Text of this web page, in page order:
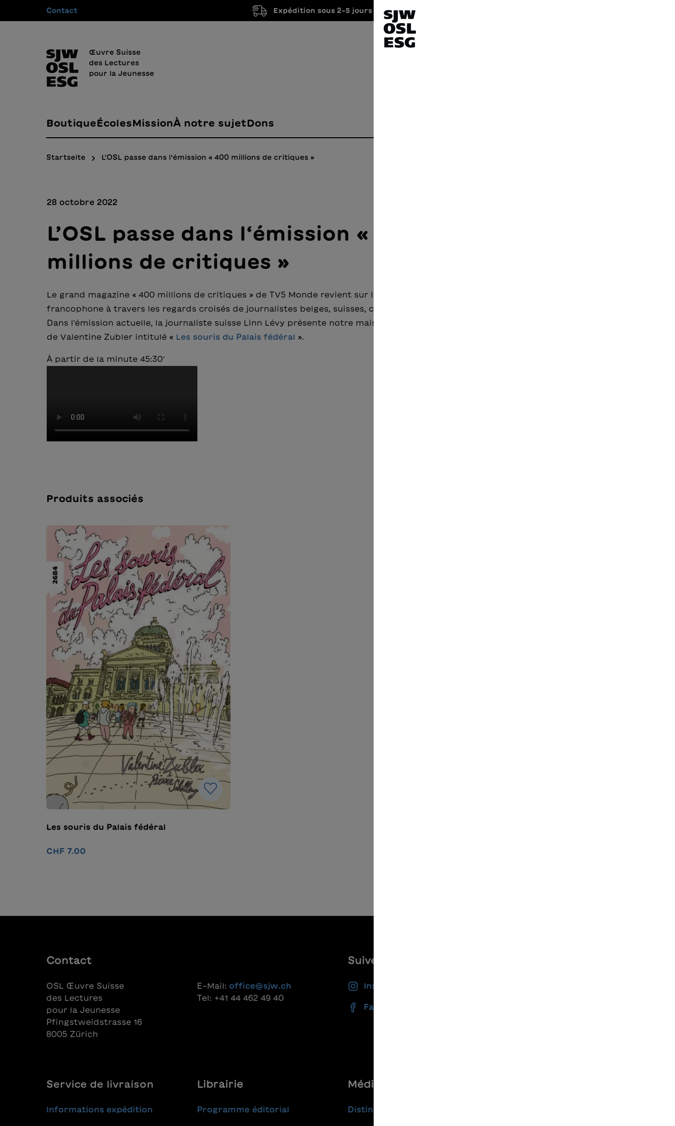
Passer à la navigation principale
Contact Expédition sous 2-5 jours ouvrés
Œuvre Suisse
des Lectures
pour la Jeunesse
BoutiqueÉcolesMissionÀ notre sujetDons
Startseite L’OSL passe dans l‘émission « 400 millions de critiques »
28 octobre 2022
L’OSL passe dans l‘émission « 400
millions de critiques »
Le grand magazine « 400 millions de critiques » de TV5 Monde revient sur l'actualité culturelle
francophone à travers les regards croisés de journalistes belges, suisses, canadiens et français.
Dans l'émission actuelle, la journaliste suisse Linn Lévy présente notre maison d'édition et l’ouvrage
de Valentine Zubler intitulé « Les souris du Palais fédéral ».
À partir de la minute 45:30‘
Ignorer la galerie de produits
Produits associés
Les souris du Palais fédéral
CHF 7.00
Contact
OSL Œuvre Suisse
des Lectures
pour la Jeunesse
Pfingstweidstrasse 16
8005 Zürich
E-Mail: office@sjw.ch
Tel: +41 44 462 49 40
Suivez-nous
Instagram
Facebook
Service de livraison
Informations expédition
Librairie
Programme éditorial
Médias
Distinctions